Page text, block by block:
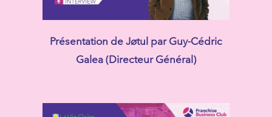
Présentation de Jøtul par Guy-Cédric
Galea (Directeur Général)